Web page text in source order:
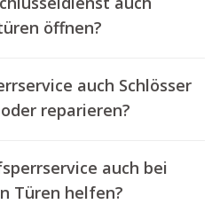
des Einsatzortes zu
Verkehrsbedingungen
öffnen?
reparieren?
Türen helfen?